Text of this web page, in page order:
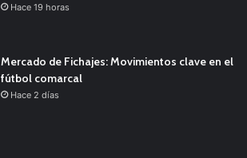
Hace 19 horas
Mercado de Fichajes: Movimientos clave en el
fútbol comarcal
Hace 2 días